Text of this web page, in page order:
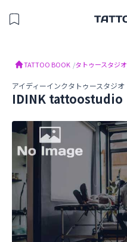
保存したスタジオを見る
TATTOO BOOK /タトゥースタジオ
アイディーインクタトゥースタジオ
IDINK tattoostudio